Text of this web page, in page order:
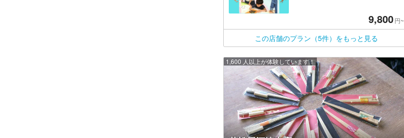
9,800円~
この店舗のプラン（5件）をもっと見る
1,600 人以上が体験しています！